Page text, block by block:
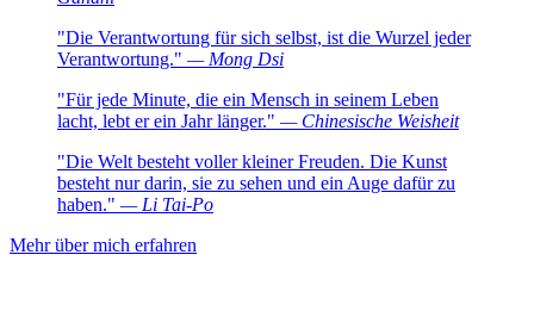
"Die Verantwortung für sich selbst, ist die Wurzel jeder
Verantwortung." — Mong Dsi
"Für jede Minute, die ein Mensch in seinem Leben
lacht, lebt er ein Jahr länger." — Chinesische Weisheit
"Die Welt besteht voller kleiner Freuden. Die Kunst
besteht nur darin, sie zu sehen und ein Auge dafür zu
haben." — Li Tai-Po
Mehr über mich erfahren